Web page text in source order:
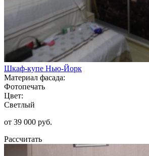
Шкаф-купе Нью-Йорк
Материал фасада:
Фотопечать
Цвет:
Светлый
от 39 000 руб.
Рассчитать